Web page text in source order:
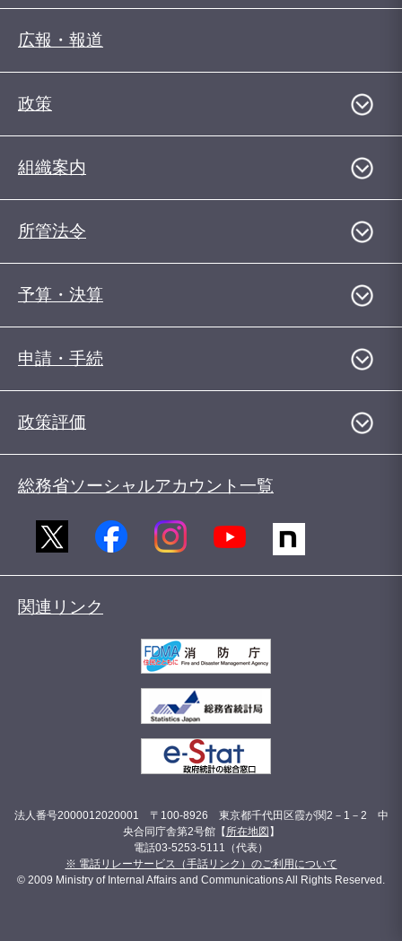
広報・報道
政策
組織案内
所管法令
予算・決算
申請・手続
政策評価
総務省ソーシャルアカウント一覧
関連リンク
法人番号2000012020001 〒100-8926 東京都千代田区霞が関2－1－2 中
央合同庁舎第2号館【 所在地図 】
電話03-5253-5111（代表）
※ 電話リレーサービス（手話リンク）のご利用について
© 2009 Ministry of Internal Affairs and Communications All Rights Reserved.